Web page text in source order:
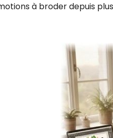
à broder depuis